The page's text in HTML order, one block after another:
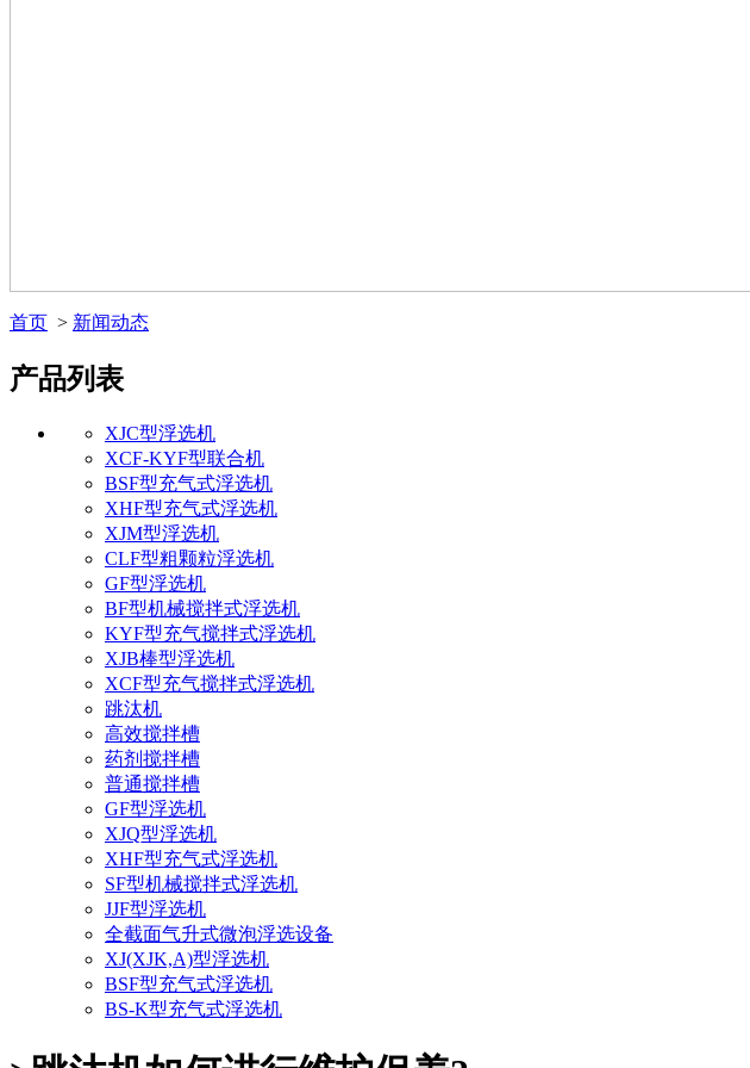
首页 > 新闻动态
产品列表
XJC型浮选机
XCF-KYF型联合机
BSF型充气式浮选机
XHF型充气式浮选机
XJM型浮选机
CLF型粗颗粒浮选机
GF型浮选机
BF型机械搅拌式浮选机
KYF型充气搅拌式浮选机
XJB棒型浮选机
XCF型充气搅拌式浮选机
跳汰机
高效搅拌槽
药剂搅拌槽
普通搅拌槽
GF型浮选机
XJQ型浮选机
XHF型充气式浮选机
SF型机械搅拌式浮选机
JJF型浮选机
全截面气升式微泡浮选设备
XJ(XJK,A)型浮选机
BSF型充气式浮选机
BS-K型充气式浮选机